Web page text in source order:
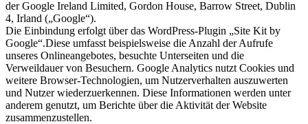
der Google Ireland Limited, Gordon House, Barrow Street, Dublin
4, Irland („Google“).
Die Einbindung erfolgt über das WordPress-Plugin „Site Kit by
Google“.Diese umfasst beispielsweise die Anzahl der Aufrufe
unseres Onlineangebotes, besuchte Unterseiten und die
Verweildauer von Besuchern. Google Analytics nutzt Cookies und
weitere Browser-Technologien, um Nutzerverhalten auszuwerten
und Nutzer wiederzuerkennen. Diese Informationen werden unter
anderem genutzt, um Berichte über die Aktivität der Website
zusammenzustellen.